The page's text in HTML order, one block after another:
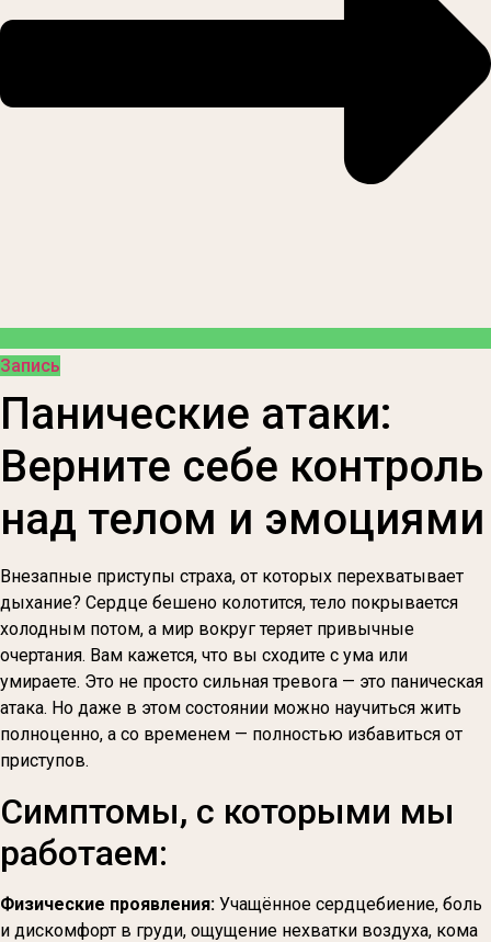
Запись
Панические атаки:
Верните себе контроль
над телом и эмоциями
Внезапные приступы страха, от которых перехватывает
дыхание? Сердце бешено колотится, тело покрывается
холодным потом, а мир вокруг теряет привычные
очертания. Вам кажется, что вы сходите с ума или
умираете. Это не просто сильная тревога — это паническая
атака. Но даже в этом состоянии можно научиться жить
полноценно, а со временем — полностью избавиться от
приступов.
Симптомы, с которыми мы
работаем:
Физические проявления: Учащённое сердцебиение, боль
и дискомфорт в груди, ощущение нехватки воздуха, кома